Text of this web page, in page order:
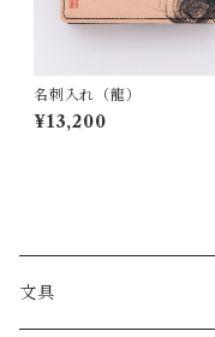
名刺入れ（龍）
¥13,200
文具